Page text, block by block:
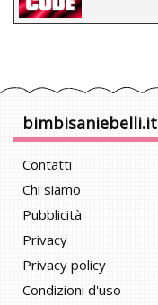
bimbisaniebelli.it
Contatti
Chi siamo
Pubblicità
Privacy
Privacy policy
Condizioni d'uso